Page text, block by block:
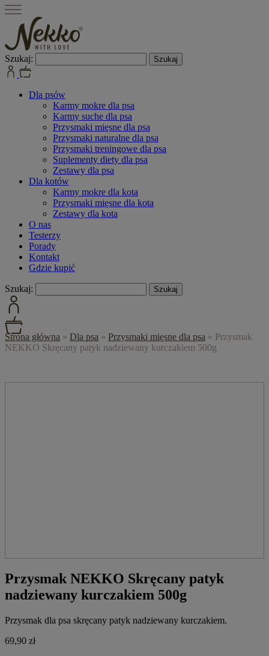
Szukaj:
Dla psów
Karmy mokre dla psa
Karmy suche dla psa
Przysmaki mięsne dla psa
Przysmaki naturalne dla psa
Przysmaki treningowe dla psa
Suplementy diety dla psa
Zestawy dla psa
Dla kotów
Karmy mokre dla kota
Przysmaki mięsne dla kota
Zestawy dla kota
O nas
Testerzy
Porady
Kontakt
Gdzie kupić
Szukaj:
Strona główna » Dla psa » Przysmaki mięsne dla psa » Przysmak
NEKKO Skręcany patyk nadziewany kurczakiem 500g
Przysmak NEKKO Skręcany patyk
nadziewany kurczakiem 500g
Przysmak dla psa skręcany patyk nadziewany kurczakiem.
69,90 zł